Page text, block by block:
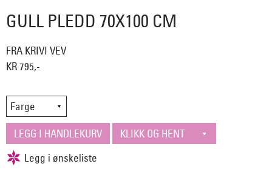
GULL PLEDD 70X100 CM
FRA KRIVI VEV
KR 795,-